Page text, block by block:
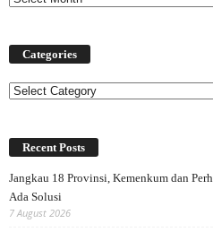
Categories
Categories
Recent Posts
Jangkau 18 Provinsi, Kemenkum dan
Ada Solusi
7 August 2026